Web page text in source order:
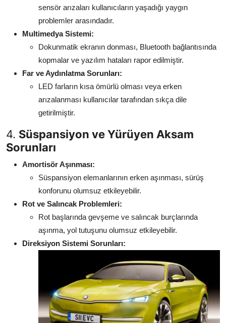
sensör arızaları kullanıcıların yaşadığı yaygın
problemler arasındadır.
Multimedya Sistemi:
Dokunmatik ekranın donması, Bluetooth bağlantısında
kopmalar ve yazılım hataları rapor edilmiştir.
Far ve Aydınlatma Sorunları:
LED farların kısa ömürlü olması veya erken
arızalanması kullanıcılar tarafından sıkça dile
getirilmiştir.
4. Süspansiyon ve Yürüyen Aksam
Sorunları
Amortisör Aşınması:
Süspansiyon elemanlarının erken aşınması, sürüş
konforunu olumsuz etkileyebilir.
Rot ve Salıncak Problemleri:
Rot başlarında gevşeme ve salıncak burçlarında
aşınma, yol tutuşunu olumsuz etkileyebilir.
Direksiyon Sistemi Sorunları: